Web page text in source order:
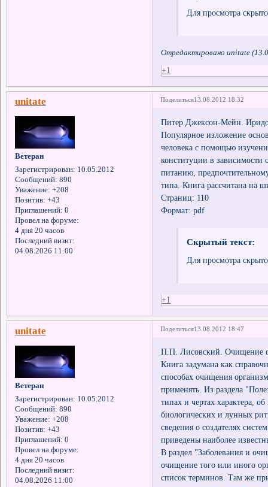
Для просмотра
Отредактировано unitate
+1
Поделиться13.08.2012 18:32
unitate
Ветеран
Зарегистрирован: 10.05.2012
Сообщений: 890
Уважение: +208
Позитив: +43
Приглашений: 0
Провел на форуме:
4 дня 20 часов
Последний визит:
04.08.2026 11:00
Питер Джексон-Мейн.
Популярное изложение
человека с помощью
конституции в зависимости
питанию,
типа. Книга рассчитана на
Страниц: 110
Формат: pdf
Скрытый текст:
Для просмотра
+1
Поделиться13.08.2012 18:47
unitate
Ветеран
Зарегистрирован: 10.05.2012
Сообщений: 890
Уважение: +208
Позитив: +43
Приглашений: 0
Провел на форуме:
4 дня 20 часов
Последний визит:
04.08.2026 11:00
П.П. Лисовский. Очищение
Книга задумана как
способах очищения
применять. Из раздела
типах и чертах характера,
биологических и лунных
сведения о создателях
приведены наиболее
В раздел "Заболевания и
очищение того или иного
список терминов. Там же